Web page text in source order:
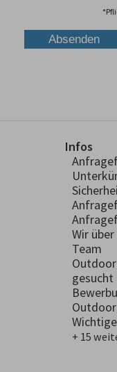
*
Infos
Wir über
Team
gesucht
+ 15